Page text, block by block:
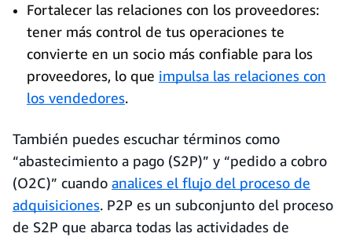
Fortalecer las relaciones con los proveedores:
tener más control de tus operaciones te
convierte en un socio más confiable para los
proveedores, lo que impulsa las relaciones con
los vendedores.
También puedes escuchar términos como
“abastecimiento a pago (S2P)” y “pedido a cobro
(O2C)” cuando analices el flujo del proceso de
adquisiciones. P2P es un subconjunto del proceso
de S2P que abarca todas las actividades de